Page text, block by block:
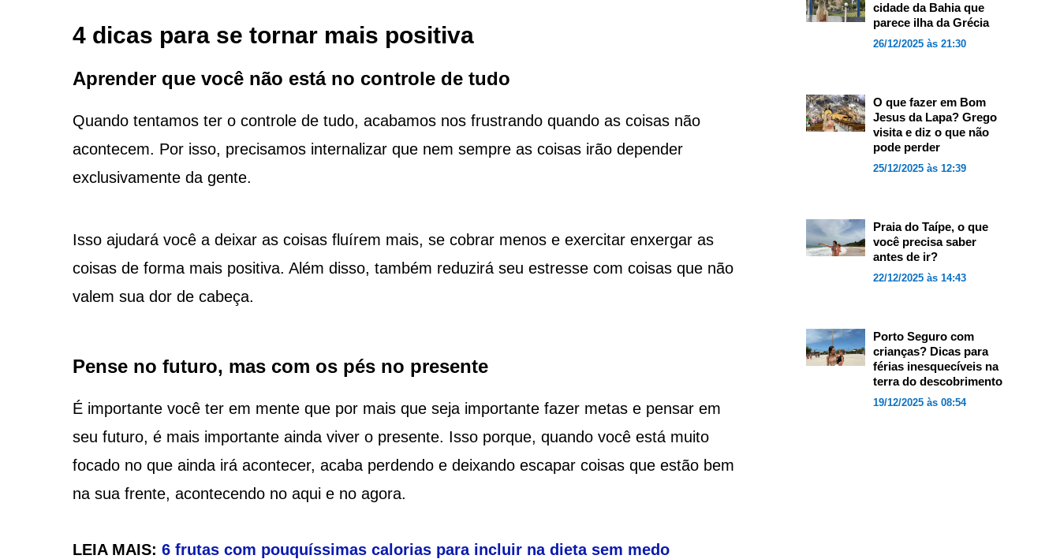
4 dicas para se tornar mais positiva
Aprender que você não está no controle de tudo
Quando tentamos ter o controle de tudo, acabamos nos frustrando quando as coisas não
acontecem. Por isso, precisamos internalizar que nem sempre as coisas irão depender
exclusivamente da gente.
Isso ajudará você a deixar as coisas fluírem mais, se cobrar menos e exercitar enxergar as
coisas de forma mais positiva. Além disso, também reduzirá seu estresse com coisas que não
valem sua dor de cabeça.
Pense no futuro, mas com os pés no presente
É importante você ter em mente que por mais que seja importante fazer metas e pensar em
seu futuro, é mais importante ainda viver o presente. Isso porque, quando você está muito
focado no que ainda irá acontecer, acaba perdendo e deixando escapar coisas que estão bem
na sua frente, acontecendo no aqui e no agora.
LEIA MAIS: 6 frutas com pouquíssimas calorias para incluir na dieta sem medo
cidade da Bahia que
parece ilha da Grécia
26/12/2025 às 21:30
O que fazer em Bom
Jesus da Lapa? Grego
visita e diz o que não
pode perder
25/12/2025 às 12:39
Praia do Taípe, o que
você precisa saber
antes de ir?
22/12/2025 às 14:43
Porto Seguro com
crianças? Dicas para
férias inesquecíveis na
terra do descobrimento
19/12/2025 às 08:54